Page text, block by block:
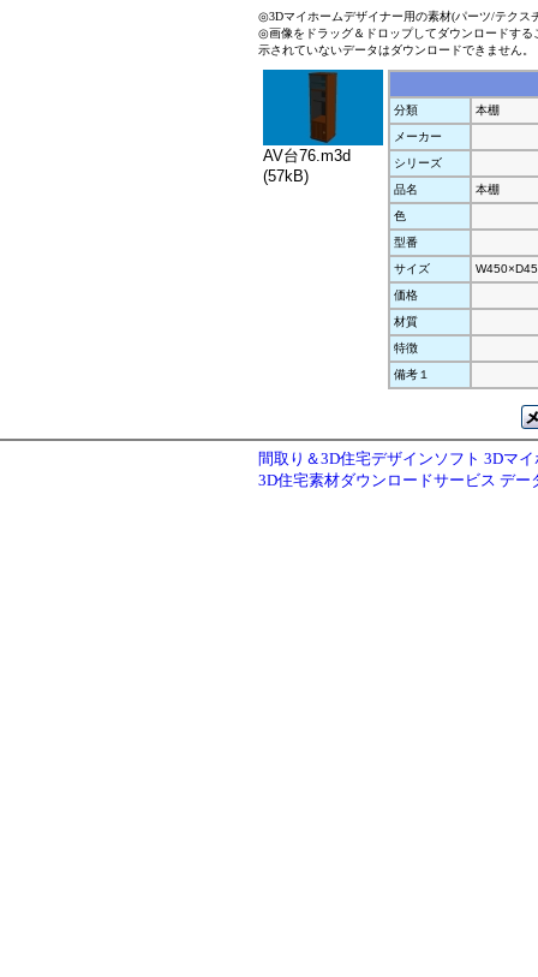
◎3Dマイホームデザイナー用の素材(パーツ/テクス
◎画像をドラッグ＆ドロップしてダウンロードす
示されていないデータはダウンロードできません。
AV台76.m3d
(57kB)
分類
本棚
メーカー
シリーズ
品名
本棚
色
型番
サイズ
価格
材質
特徴
備考１
間取り＆3D住宅デザインソフト 3Dマ
3D住宅素材ダウンロードサービス デー